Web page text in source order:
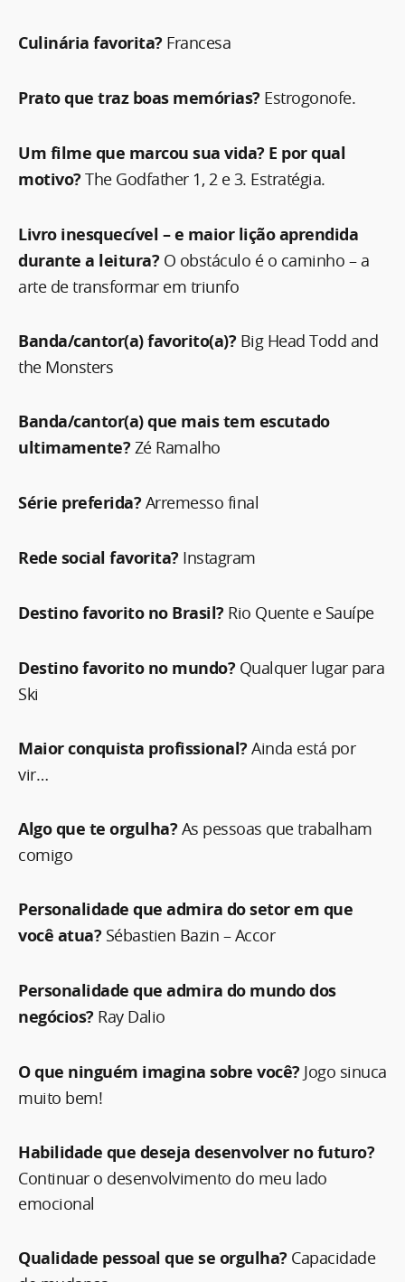
Culinária favorita?Francesa
Prato que traz boas memórias?Estrogonofe.
Um filme que marcou sua vida? E por qual
motivo?The Godfather 1, 2 e 3. Estratégia.
Livro inesquecível – e maior lição aprendida
durante a leitura?O obstáculo é o caminho – a
arte de transformar em triunfo
Banda/cantor(a) favorito(a)?Big Head Todd and
the Monsters
Banda/cantor(a) que mais tem escutado
ultimamente?Zé Ramalho
Série preferida?Arremesso final
Rede social favorita?Instagram
Destino favorito no Brasil?Rio Quente e Sauípe
Destino favorito no mundo?Qualquer lugar para
Ski
Maior conquista profissional?Ainda está por
vir…
Algo que te orgulha?As pessoas que trabalham
comigo
Personalidade que admira do setor em que
você atua?Sébastien Bazin – Accor
Personalidade que admira do mundo dos
negócios?Ray Dalio
O que ninguém imagina sobre você?Jogo sinuca
muito bem!
Habilidade que deseja desenvolver no futuro?
Continuar o desenvolvimento do meu lado
emocional
Qualidade pessoal que se orgulha?Capacidade